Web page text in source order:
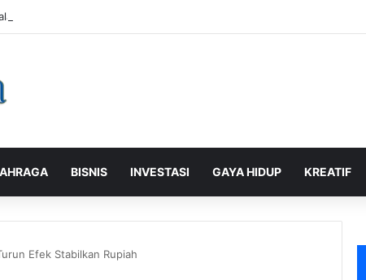
Pelanggan, PLN Icon Plus Sabet Tiga Penghargaan CCW 2026
BISNIS INVESTASI GAYA HIDUP KREATIF
Efek Stabilkan Rupiah